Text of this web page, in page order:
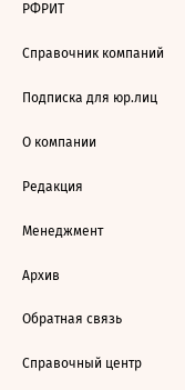
РФРИТ
Справочник компаний
Подписка для юр.лиц
О компании
Редакция
Менеджмент
Архив
Обратная связь
Справочный центр